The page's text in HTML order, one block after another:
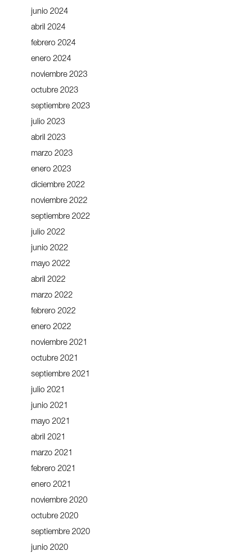
junio 2024
abril 2024
febrero 2024
enero 2024
noviembre 2023
octubre 2023
septiembre 2023
julio 2023
abril 2023
marzo 2023
enero 2023
diciembre 2022
noviembre 2022
septiembre 2022
julio 2022
junio 2022
mayo 2022
abril 2022
marzo 2022
febrero 2022
enero 2022
noviembre 2021
octubre 2021
septiembre 2021
julio 2021
junio 2021
mayo 2021
abril 2021
marzo 2021
febrero 2021
enero 2021
noviembre 2020
octubre 2020
septiembre 2020
junio 2020